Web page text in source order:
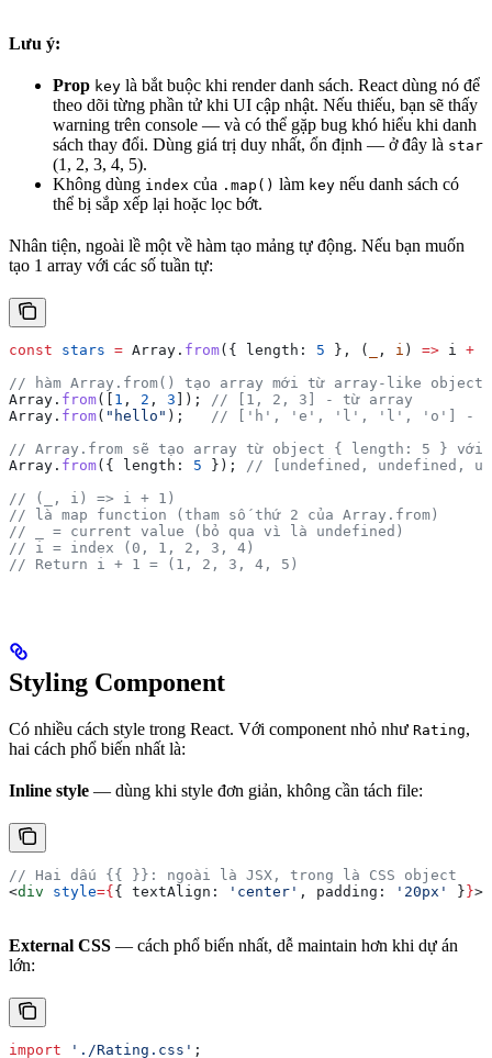
Lưu ý:
Prop key là bắt buộc khi render danh sách. React dùng nó để
theo dõi từng phần tử khi UI cập nhật. Nếu thiếu, bạn sẽ thấy
warning trên console — và có thể gặp bug khó hiểu khi danh
sách thay đổi. Dùng giá trị duy nhất, ổn định — ở đây là star
(1, 2, 3, 4, 5).
Không dùng index của .map() làm key nếu danh sách có
thể bị sắp xếp lại hoặc lọc bớt.
Nhân tiện, ngoài lề một về hàm tạo mảng tự động. Nếu bạn muốn
tạo 1 array với các số tuần tự:
const stars = Array . from({ length: 5 }, ( , i ) => i +
// hàm Array.from() tạo array mới từ array-like object
Array . from([ 1 , 2 , 3 ]); // [1, 2, 3] - từ array
Array . from( "hello" ); // ['h', 'e', 'l', 'l', 'o'] - từ
// Array.from sẽ tạo array từ object { length: 5 } với
Array . from({ length: 5 }); // [undefined, undefined,
// (_, i) => i + 1)
// là map function (tham số thứ 2 của Array.from)
// _ = current value (bỏ qua vì là undefined)
// i = index (0, 1, 2, 3, 4)
// Return i + 1 = (1, 2, 3, 4, 5)
Styling Component
Có nhiều cách style trong React. Với component nhỏ như Rating,
hai cách phổ biến nhất là:
Inline style — dùng khi style đơn giản, không cần tách file:
// Hai dấu {{ }}: ngoài là JSX, trong là CSS object
<div style={ { textAlign: 'center' , padding: '20px' } }>
External CSS — cách phổ biến nhất, dễ maintain hơn khi dự án
lớn:
import './Rating.css' ;